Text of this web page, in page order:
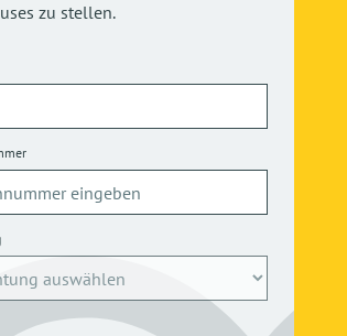
zu stellen.